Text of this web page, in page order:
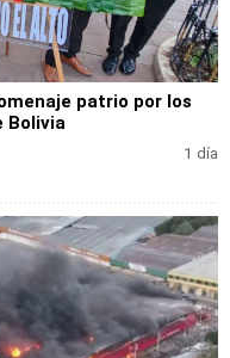
patrio por los
Bolivia
1 día